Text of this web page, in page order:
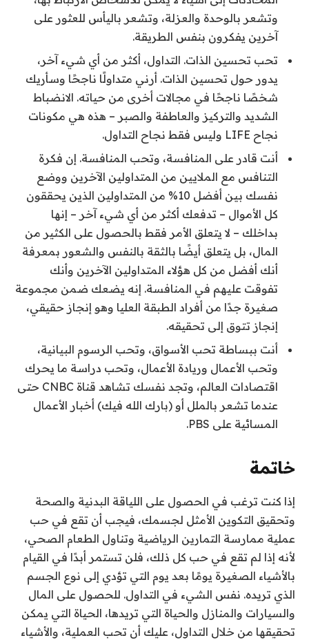
وتشعر بالوحدة والعزلة، وتشعر باليأس للعثور على
آخرين يفكرون بنفس الطريقة.
تحب تحسين الذات. التداول، أكثر من أي شيء آخر،
يدور حول تحسين الذات. أرني متداولًا ناجحًا وسأريك
شخصًا ناجحًا في مجالات أخرى من حياته. الانضباط
الشديد والتركيز والعاطفة والصبر – هذه هي مكونات
نجاح LIFE وليس فقط نجاح التداول.
أنت قادر على المنافسة، وتحب المنافسة. إن فكرة
التنافس مع الملايين من المتداولين الآخرين ووضع
نفسك بين أفضل 10% من المتداولين الذين يحققون
كل الأموال – تدفعك أكثر من أي شيء آخر – إنها
بداخلك – لا يتعلق الأمر فقط بالحصول على الكثير من
المال، بل يتعلق أيضًا بالثقة بالنفس والشعور بمعرفة
أنك أفضل من كل هؤلاء المتداولين الآخرين وأنك
تفوقت عليهم في المنافسة. إنه يضعك ضمن مجموعة
صغيرة جدًا من أفراد الطبقة العليا وهو إنجاز حقيقي،
إنجاز تتوق إلى تحقيقه.
أنت ببساطة تحب الأسواق، وتحب الرسوم البيانية،
وتحب الأعمال وريادة الأعمال، وتحب دراسة ما يحرك
اقتصادات العالم، وتجد نفسك تشاهد قناة CNBC حتى
عندما تشعر بالملل أو (بارك الله فيك) أخبار الأعمال
المسائية على PBS.
خاتمة
إذا كنت ترغب في الحصول على اللياقة البدنية والصحة
وتحقيق التكوين الأمثل لجسمك، فيجب أن تقع في حب
عملية ممارسة التمارين الرياضية وتناول الطعام الصحي،
لأنه إذا لم تقع في حب كل ذلك، فلن تستمر أبدًا في القيام
بالأشياء الصغيرة يومًا بعد يوم التي تؤدي إلى نوع الجسم
الذي تريده. نفس الشيء في التداول. للحصول على المال
والسيارات والمنازل والحياة التي تريدها، الحياة التي يمكن
تحقيقها من خلال التداول، عليك أن تحب العملية، والأشياء